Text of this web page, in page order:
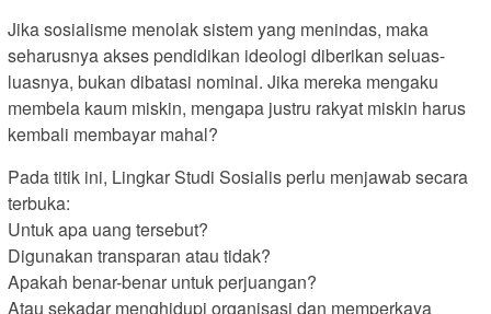
Jika sosialisme menolak sistem yang menindas, maka
seharusnya akses pendidikan ideologi diberikan seluas-
luasnya, bukan dibatasi nominal. Jika mereka mengaku
membela kaum miskin, mengapa justru rakyat miskin harus
kembali membayar mahal?
Pada titik ini, Lingkar Studi Sosialis perlu menjawab secara
terbuka:
Untuk apa uang tersebut?
Digunakan transparan atau tidak?
Apakah benar-benar untuk perjuangan?
Atau sekadar menghidupi organisasi dan memperkaya